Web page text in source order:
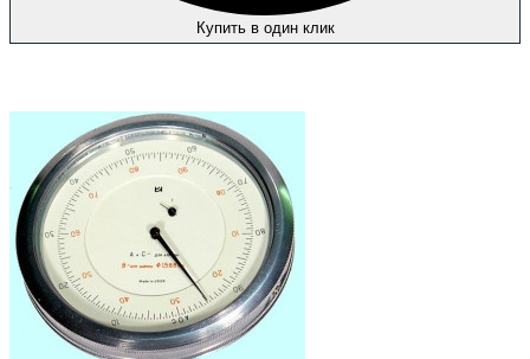
Купить в один клик